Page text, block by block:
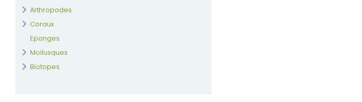
Arthropodes
Coraux
Eponges
Mollusques
Biotopes